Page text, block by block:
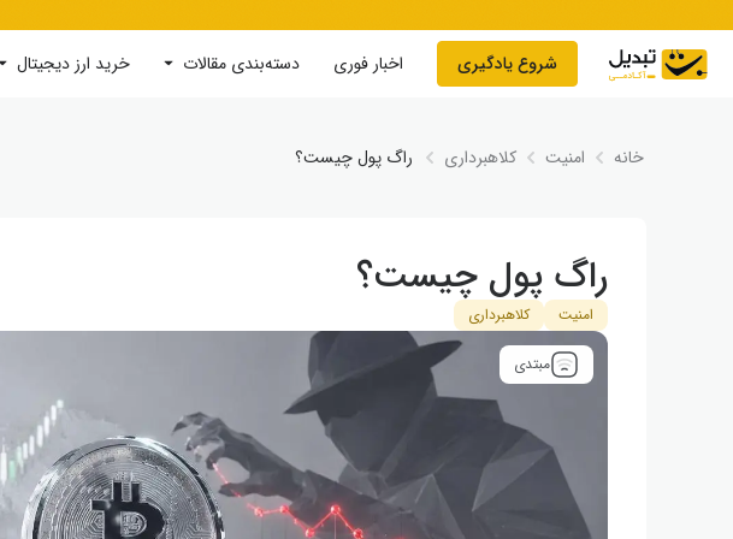
شروع یادگیری اخبار فوری دسته‌بندی مقالات خرید ارز دیجیتال
جستجو
خانه امنیت کلاهبرداری راگ پول چیست؟
راگ پول چیست؟
امنیت کلاهبرداری
مبتدی